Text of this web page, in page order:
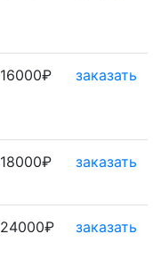
16000₽ заказать
18000₽ заказать
24000₽ заказать